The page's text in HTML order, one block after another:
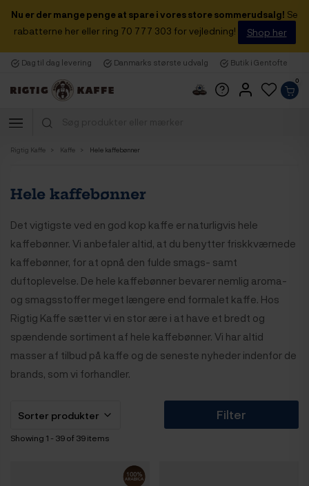
Nu er der mange penge at spare i vores store sommerudsalg! Se
rabatterne her eller ring 70 777 303 for vejledning!
Shop her
Dag til dag levering Danmarks største udvalg Butik i Gentofte
0
Rigtig Kaffe Kaffe Hele kaffebønner
Hele kaffebønner
Det vigtigste ved en god kop kaffe er naturligvis hele
kaffebønner. Vi anbefaler altid, at du benytter friskkværnede
kaffebønner, for at opnå den fulde smags- samt
duftoplevelse. De hele kaffebønner bevarer nemlig aroma-
og smagsstoffer meget længere end formalet kaffe. Hos
Rigtig Kaffe sætter vi en stor ære i at have et bredt og
spændende sortiment af hele kaffebønner. Vi har altid
masser af tilbud på kaffe og de seneste nyheder indenfor de
brands, som vi forhandler.
Showing 1 - 39 of 39 items
Filter